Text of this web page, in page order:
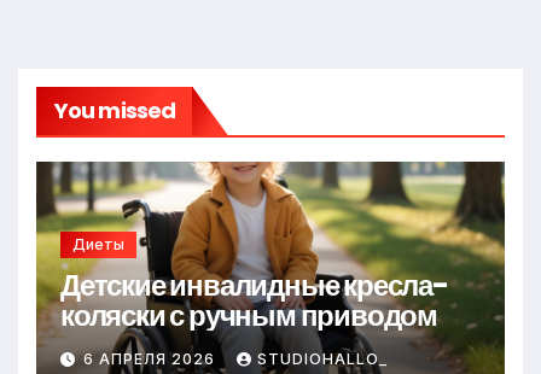
You missed
Диеты
Детские инвалидные кресла-
коляски с ручным приводом
6 АПРЕЛЯ 2026 STUDIOHALLO_